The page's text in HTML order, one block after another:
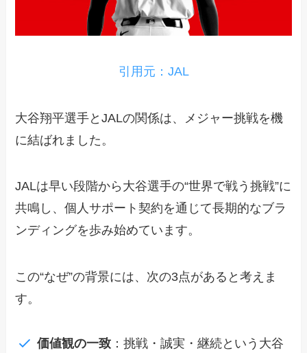
引用元：JAL
大谷翔平選手とJALの関係は、メジャー挑戦を機
に結ばれました。
JALは早い段階から大谷選手の“世界で戦う挑戦”に
共鳴し、個人サポート契約を通じて長期的なブラ
ンディングを歩み始めています。
この“なぜ”の背景には、次の3点があると考えま
す。
価値観の一致：挑戦・誠実・継続という大谷